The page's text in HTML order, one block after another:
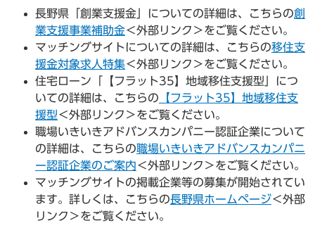
長野県「創業支援金」についての詳細は、こちらの創
業支援事業補助金＜外部リンク＞をご覧ください。
マッチングサイトについての詳細は、こちらの移住支
援金対象求人特集＜外部リンク＞をご覧ください。
住宅ローン「【フラット35】地域移住支援型」につ
いての詳細は、こちらの 【フラット35】地域移住支
援型＜外部リンク＞をご覧ください。
職場いきいきアドバンスカンパニー認証企業について
の詳細は、こちらの職場いきいきアドバンスカンパニ
ー認証企業のご案内＜外部リンク＞をご覧ください。
マッチングサイトの掲載企業等の募集が開始されてい
ます。詳しくは、こちらの長野県ホームページ＜外部
リンク＞をご覧ください。